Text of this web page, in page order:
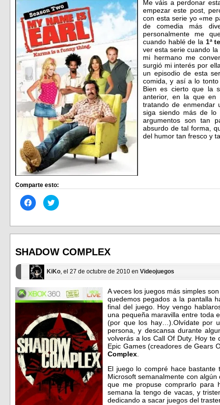
Me váis a perdonar
empezar este post,
con esta serie yo «me
de comedia más
personalmente me
cuando hablé de la 1ª
ver esta serie cuando
mi hermano me
surgió mi interés por
un episodio de esta
comida, y así a lo
Bien es cierto que la
anterior, en la que
tratando de enmendar
siga siendo más de
argumentos son tan
absurdo de tal forma,
del humor tan fresco y
Comparte esto:
Haz
clic
en
(Se
en
una
nueva)
Haz
clic
en
(Se
en
una
nueva)
SHADOW COMPLEX
KiKo, el 27 de octubre de 2010 en Videojuegos
A veces los juegos más simples
quedemos pegados a la pantalla
final del juego. Hoy vengo
una pequeña maravilla entre toda
(por que los hay…).Olvídate por
persona, y descansa durante
volverás a los Call Of Duty. Hoy
Epic Games (creadores de Gears
Complex.
El juego lo compré hace
Microsoft semanalmente con
que me propuse comprarlo para
semana la tengo de vacas, y
dedicando a sacar juegos del